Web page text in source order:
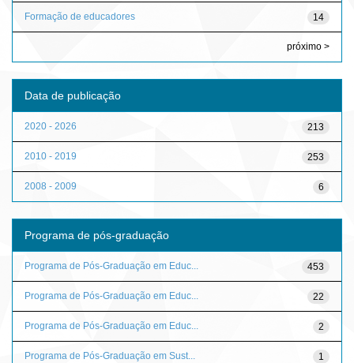
14
Formação de educadores
próximo >
Data de publicação
213
2020 - 2026
253
2010 - 2019
6
2008 - 2009
Programa de pós-graduação
453
Programa de Pós-Graduação em Educ...
22
Programa de Pós-Graduação em Educ...
2
Programa de Pós-Graduação em Educ...
1
Programa de Pós-Graduação em Sust...